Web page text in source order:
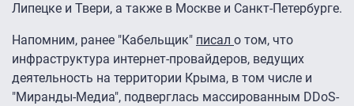
Липецке и Твери, а также в Москве и Санкт-Петербурге.
Напомним, ранее "Кабельщик" писал о том, что
инфраструктура интернет-провайдеров, ведущих
деятельность на территории Крыма, в том числе и
"Миранды-Медиа", подверглась массированным DDoS-